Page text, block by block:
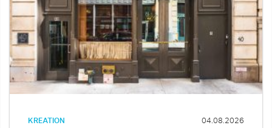
KREATION 04.08.2026